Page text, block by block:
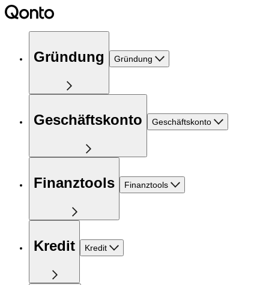
Gründung Gründung
Geschäftskonto Geschäftskonto
Finanztools Finanztools
Kredit Kredit